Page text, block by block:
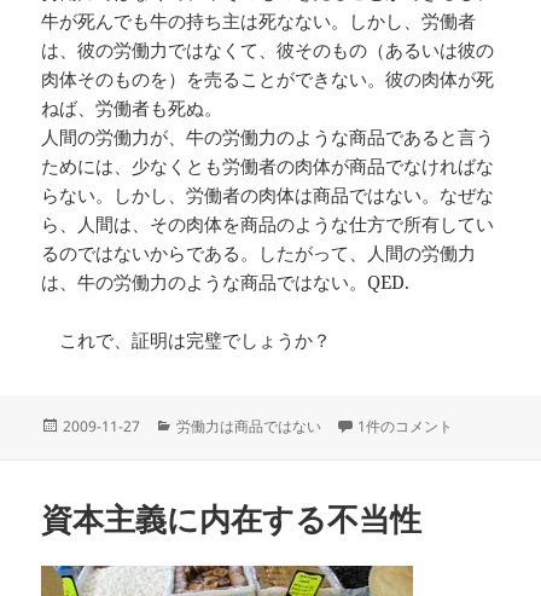
牛が死んでも牛の持ち主は死なない。しかし、労働者
は、彼の労働力ではなくて、彼そのもの（あるいは彼の
肉体そのものを）を売ることができない。彼の肉体が死
ねば、労働者も死ぬ。
人間の労働力が、牛の労働力のような商品であると言う
ためには、少なくとも労働者の肉体が商品でなければな
らない。しかし、労働者の肉体は商品ではない。なぜな
ら、人間は、その肉体を商品のような仕方で所有してい
るのではないからである。したがって、人間の労働力
は、牛の労働力のような商品ではない。QED.
これで、証明は完璧でしょうか？
投
2009-11-27
カ
ー
労働力は商品ではない 証明 への
1件のコメント
資本主義に内在する不当性